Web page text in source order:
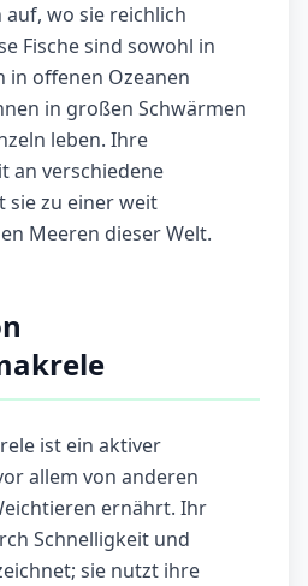
auf, wo sie reichlich
Fische sind sowohl in
in offenen Ozeanen
in großen Schwärmen
leben. Ihre
an verschiedene
sie zu einer weit
Meeren dieser Welt.
ist ein aktiver
allem von anderen
ernährt. Ihr
Schnelligkeit und
sie nutzt ihre